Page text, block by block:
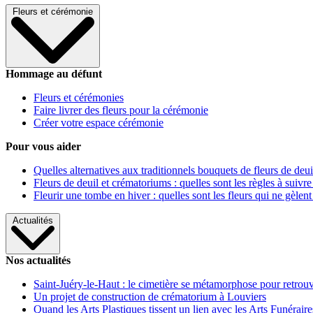
Fleurs et cérémonie
Hommage au défunt
Fleurs et cérémonies
Faire livrer des fleurs pour la cérémonie
Créer votre espace cérémonie
Pour vous aider
Quelles alternatives aux traditionnels bouquets de fleurs de
Fleurs de deuil et crématoriums : quelles sont les règles à
Fleurir une tombe en hiver : quelles sont les fleurs qui ne gèlent
Actualités
Nos actualités
Saint-Juéry-le-Haut : le cimetière se métamorphose pour
Un projet de construction de crématorium à Louviers
Quand les Arts Plastiques tissent un lien avec les Arts